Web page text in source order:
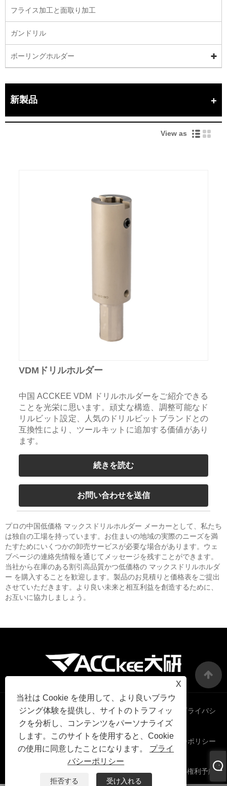
フライス加工と面取り加工
ガンドリル
ボーリングホルダー
新製品
View as
VDMドリルホルダー
中国 ACCKEE VDM ドリルホルダーをご紹介できる
ことを光栄に思います。頑丈な構造、調整可能なド
リルビット設定、人気のドリルビットブランドとの
互換性により、ツールキットに追加する価値があり
ます。
続きを読む
お問い合わせを送信
プロの中国低価格 マックスドリルホルダー メーカーとして、私たち
は独自の工場を持っています。お住まいの地域の実際のニーズを満
たすためにいくつかの卸売サービスが必要な場合があります。ウェ
ブページの連絡先情報を通じてメッセージを残すことができます。
当社から在庫のある割引高品質かつ低価格の マックスドリルホルダ
ー を購入することを歓迎します。製品のお見積りと価格表をご提出
させていただきます。より良い未来と相互利益を創造するために、
お互いに協力しましょう。
X
当社は Cookie を使用して、より良いブラウ
ジング体験を提供し、サイトのトラフィッ
クを分析し、コンテンツをパーソナライズ
します。このサイトを使用すると、Cookie
の使用に同意したことになります。 プライ
バシーポリシー
拒否する 受け入れる
Links Sitemap RSS XML プライバシ
ーポリシー
著作権 2024 © Zhejiang Younio Tools Co. Ltd.すべての権利予約